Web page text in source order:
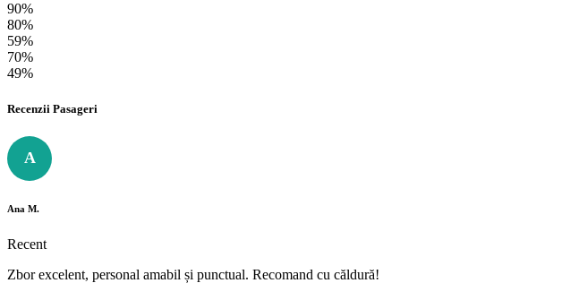
90%
80%
59%
70%
49%
Recenzii Pasageri
A
Ana M.
Recent
Zbor excelent, personal amabil și punctual. Recomand cu căldură!